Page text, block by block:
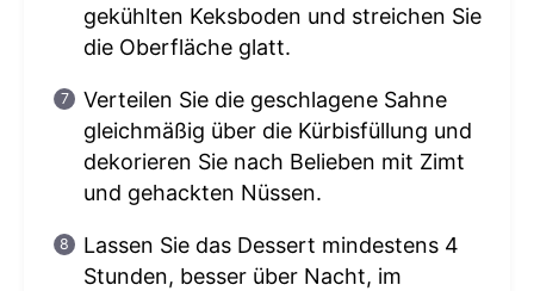
gekühlten Keksboden und streichen Sie
die Oberfläche glatt.
Verteilen Sie die geschlagene Sahne
gleichmäßig über die Kürbisfüllung und
dekorieren Sie nach Belieben mit Zimt
und gehackten Nüssen.
Lassen Sie das Dessert mindestens 4
Stunden, besser über Nacht, im